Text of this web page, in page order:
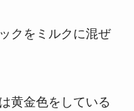
クをミルクに混ぜ
黄金色をしている